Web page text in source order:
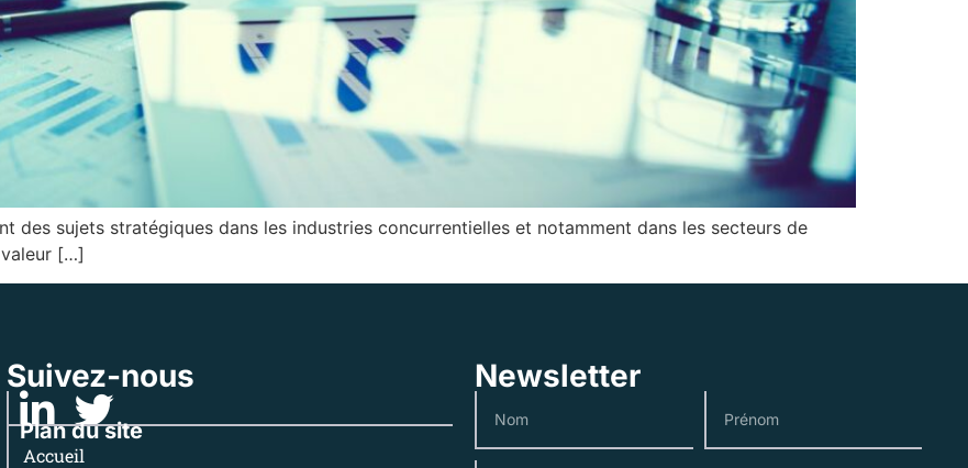
des sujets stratégiques dans les industries concurrentielles et notamment dans les secteurs de
valeur […]
Suivez-nous
Plan du site
Accueil
Newsletter